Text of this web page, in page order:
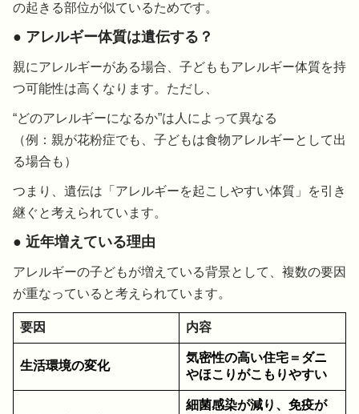
の起きる部位が似ているためです。
● アレルギー体質は遺伝する？
親にアレルギーがある場合、子どももアレルギー体質を持
つ可能性は高くなります。ただし、
“どのアレルギーになるか”は人によって異なる
（例：親が花粉症でも、子どもは食物アレルギーとして出
る場合も）
つまり、遺伝は「アレルギーを起こしやすい体質」を引き
継ぐと考えられています。
● 近年増えている理由
アレルギーの子どもが増えている背景として、複数の要因
が重なっていると考えられています。
要因 内容
生活環境の変化
気密性の高い住宅＝ダニ
やほこりがこもりやすい
細菌感染が減り、免疫が